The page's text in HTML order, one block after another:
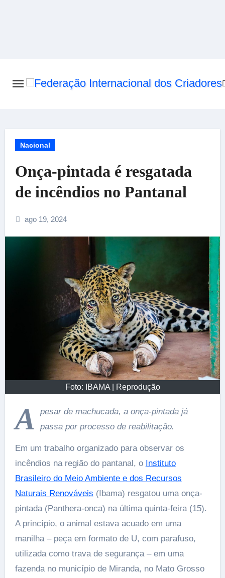
Nacional
Onça-pintada é resgatada
de incêndios no Pantanal
ago 19, 2024
Foto: IBAMA | Reprodução
A
pesar de machucada, a onça-pintada já
passa por processo de reabilitação.
Em um trabalho organizado para observar os
incêndios na região do pantanal, o Instituto
Brasileiro do Meio Ambiente e dos Recursos
Naturais Renováveis (Ibama) resgatou uma onça-
pintada (Panthera-onca) na última quinta-feira (15).
A princípio, o animal estava acuado em uma
manilha – peça em formato de U, com parafuso,
utilizada como trava de segurança – em uma
fazenda no município de Miranda, no Mato Grosso